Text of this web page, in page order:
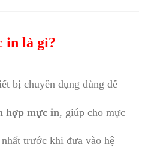
in là gì?
bị chuyên dụng dùng để
hợp mực in, giúp cho mực
trước khi đưa vào hệ